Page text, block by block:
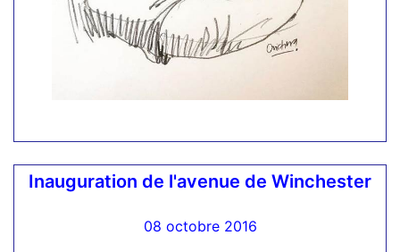
et des élèves de 6ème de Saint-Augustin qui ont
chanté les deux hymnes nationaux, ont clôturé
avec émotion cette cérémonie. Longue vie au
Inauguration de l'avenue de Winchester
08 octobre 2016